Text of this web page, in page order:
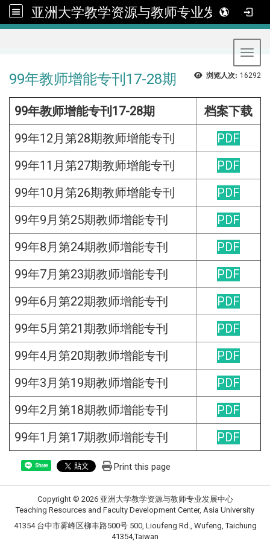
亚洲大学教学资源与教师专业发展中心
浏览人次: 16292
99年教师增能专刊17-28期
99年教师增能专刊17-28期
档案下载
99年12月第28期教师增能专刊
PDF
99年11月第27期教师增能专刊
PDF
99年10月第26期教师增能专刊
PDF
99年9月第25期教师增能专刊
PDF
99年8月第24期教师增能专刊
PDF
99年7月第23期教师增能专刊
PDF
99年6月第22期教师增能专刊
PDF
99年5月第21期教师增能专刊
PDF
99年4月第20期教师增能专刊
PDF
99年3月第19期教师增能专刊
PDF
99年2月第18期教师增能专刊
PDF
99年1月第17期教师增能专刊
PDF
Share Print this page
Copyright © 2026 亚洲大学教学资源与教师专业发展中心
Teaching Resources and Faculty Development Center, Asia University
41354 台中市雾峰区柳丰路500号 500, Lioufeng Rd., Wufeng, Taichung
41354,Taiwan